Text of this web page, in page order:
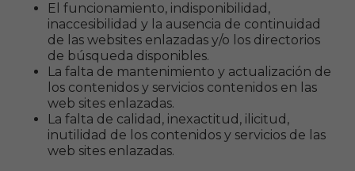
El funcionamiento, indisponibilidad,
inaccesibilidad y la ausencia de continuidad
de las websites enlazadas y/o los directorios
de búsqueda disponibles.
La falta de mantenimiento y actualización de
los contenidos y servicios contenidos en las
web sites enlazadas.
La falta de calidad, inexactitud, ilicitud,
inutilidad de los contenidos y servicios de las
web sites enlazadas.